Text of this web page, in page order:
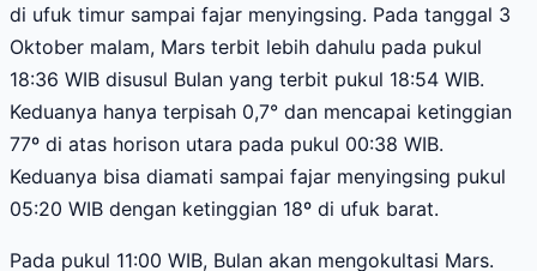
di ufuk timur sampai fajar menyingsing. Pada tanggal 3
Oktober malam, Mars terbit lebih dahulu pada pukul
18:36 WIB disusul Bulan yang terbit pukul 18:54 WIB.
Keduanya hanya terpisah 0,7° dan mencapai ketinggian
77º di atas horison utara pada pukul 00:38 WIB.
Keduanya bisa diamati sampai fajar menyingsing pukul
05:20 WIB dengan ketinggian 18º di ufuk barat.
Pada pukul 11:00 WIB, Bulan akan mengokultasi Mars.